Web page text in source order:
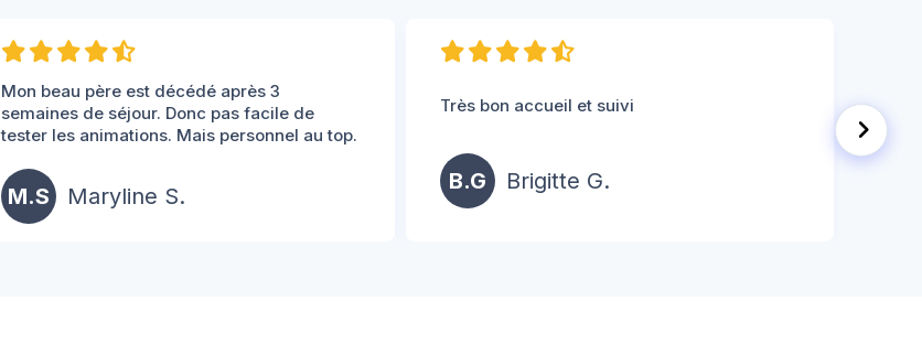
Mon beau père est décédé après 3
semaines de séjour. Donc pas facile de
tester les animations. Mais personnel au top.
M.S Maryline S.
Très bon accueil et suivi
B.G Brigitte G.